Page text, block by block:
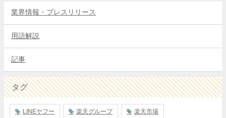
業界情報・プレスリリース
用語解説
記事
タグ
LINEヤフー 楽天グループ 楽天市場